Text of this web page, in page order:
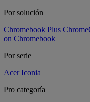
Por solución
Chromebook Plus
on Chromebook
Por serie
Acer Iconia
Pro categoría